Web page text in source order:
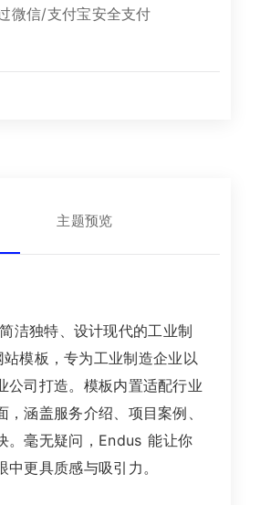
微信/支付宝安全支付
主题预览
洁独特、设计现代的工业制
模板，专为工业制造企业以
公司打造。模板内置适配行业
，涵盖服务介绍、项目案例、
。毫无疑问，Endus 能让你
中更具质感与吸引力。